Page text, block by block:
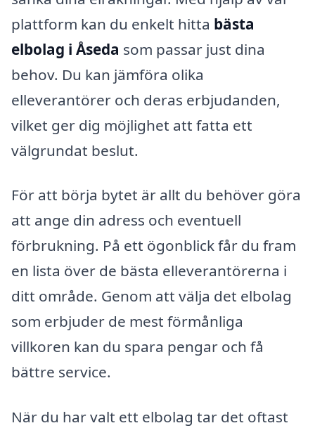
plattform kan du enkelt hitta bästa
elbolag i Åseda som passar just dina
behov. Du kan jämföra olika
elleverantörer och deras erbjudanden,
vilket ger dig möjlighet att fatta ett
välgrundat beslut.
För att börja bytet är allt du behöver göra
att ange din adress och eventuell
förbrukning. På ett ögonblick får du fram
en lista över de bästa elleverantörerna i
ditt område. Genom att välja det elbolag
som erbjuder de mest förmånliga
villkoren kan du spara pengar och få
bättre service.
När du har valt ett elbolag tar det oftast